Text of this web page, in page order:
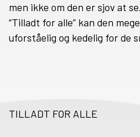
men ikke om den er sjov at
“Tilladt for alle” kan den
uforståelig og kedelig for de
TILLADT FOR ALLE